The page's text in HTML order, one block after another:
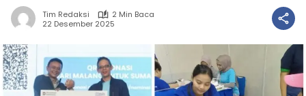
Tim Redaksi
2 Min Baca
22 Desember 2025